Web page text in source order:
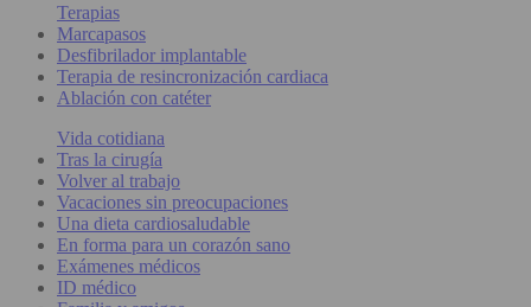
Terapias
Marcapasos
Desfibrilador implantable
Terapia de resincronización cardiaca
Ablación con catéter
Vida cotidiana
Tras la cirugía
Volver al trabajo
Vacaciones sin preocupaciones
Una dieta cardiosaludable
En forma para un corazón sano
Exámenes médicos
ID médico